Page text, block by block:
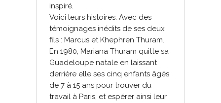
inspiré.
Voici leurs histoires. Avec des
témoignages inédits de ses deux
fils : Marcus et Khephren Thuram.
En 1980, Mariana Thuram quitte sa
Guadeloupe natale en laissant
derrière elle ses cinq enfants âgés
de 7 à 15 ans pour trouver du
travail à Paris, et espérer ainsi leur